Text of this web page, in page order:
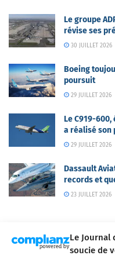
Le Journal
soucie de
Le groupe
révise ses
30 JUILLET 2026
Boeing
poursuit
29 JUILLET 2026
Le C919-600,
a réalisé son
29 JUILLET 2026
Dassault
records et
23 JUILLET 2026